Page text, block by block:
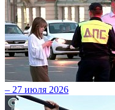
– 27 июля 2026